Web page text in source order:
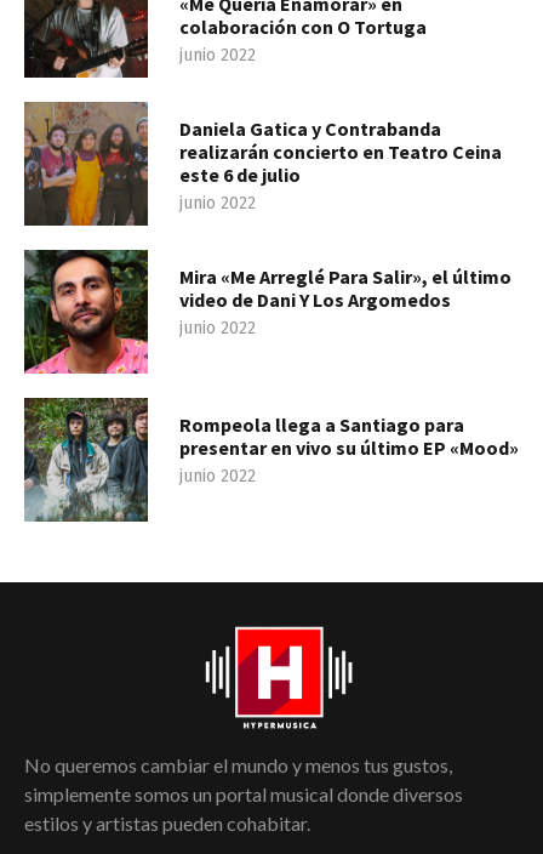
colaboración con O Tortuga
junio 2022
Daniela Gatica y Contrabanda
realizarán concierto en Teatro Ceina
este 6 de julio
junio 2022
Mira «Me Arreglé Para Salir», el último
video de Dani Y Los Argomedos
junio 2022
Rompeola llega a Santiago para
presentar en vivo su último EP «Mood»
junio 2022
No queremos cambiar el mundo y menos tus gustos,
simplemente somos un portal musical donde diversos
estilos y artistas pueden cohabitar.